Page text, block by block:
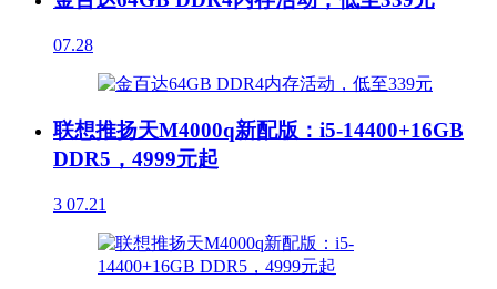
07.28
联想推扬天M4000q新配版：i5-14400+16GB
DDR5，4999元起
3 07.21